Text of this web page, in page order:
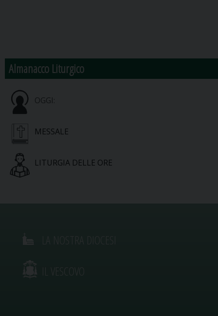
Almanacco Liturgico
OGGI:
MESSALE
LITURGIA DELLE ORE
IL VESCOVO